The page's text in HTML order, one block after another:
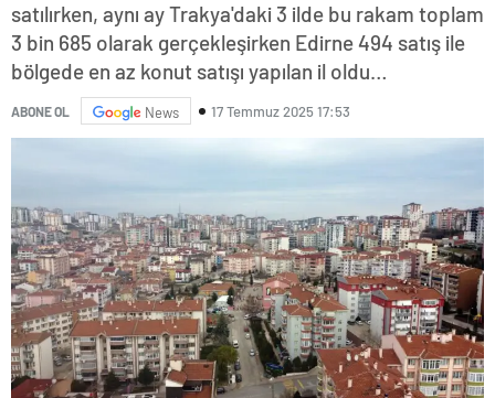
satılırken, aynı ay Trakya'daki 3 ilde bu rakam toplam
3 bin 685 olarak gerçekleşirken Edirne 494 satış ile
bölgede en az konut satışı yapılan il oldu…
ABONE OL News 17 Temmuz 2025 17:53